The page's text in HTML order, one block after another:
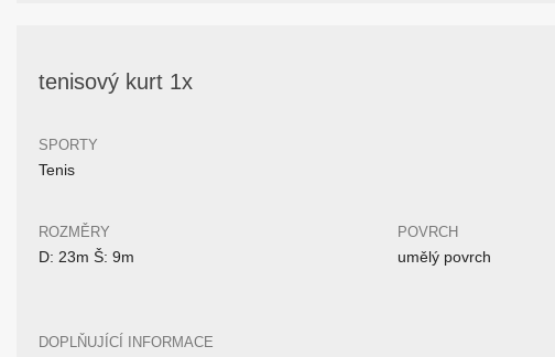
tenisový kurt 1x
SPORTY
Tenis
ROZMĚRY
D: 23m Š: 9m
POVRCH
umělý povrch
DOPLŇUJÍCÍ INFORMACE